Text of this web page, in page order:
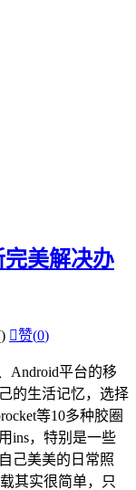
美解决办
) 赞(0)
Android平台的移
的生活记忆，选择
等10多种胶圈
ins，特别是一些
己美美的日常照
其实很简单，只